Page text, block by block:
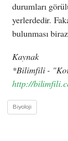
durumları
yerlerdedir.
bulunması
Kaynak
*Bilimfili -
http://
Biyoloji